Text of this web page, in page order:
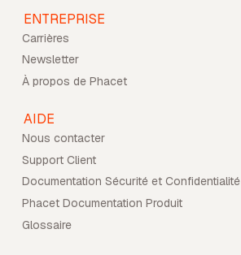
ENTREPRISE
Carrières
Newsletter
À propos de Phacet
AIDE
Nous contacter
Support Client
Documentation Sécurité et Confidentialité
Phacet Documentation Produit
Glossaire